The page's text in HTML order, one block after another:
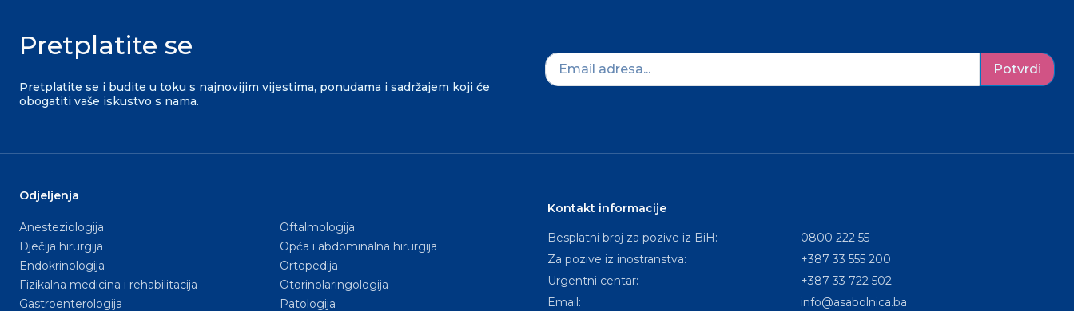
Pretplatite se
Pretplatite se i budite u toku s najnovijim vijestima, ponudama i sadržajem koji će
obogatiti vaše iskustvo s nama.
Potvrdi
Odjeljenja
Anesteziologija
Dječija hirurgija
Endokrinologija
Fizikalna medicina i rehabilitacija
Gastroenterologija
Oftalmologija
Opća i abdominalna hirurgija
Ortopedija
Otorinolaringologija
Patologija
Kontakt informacije
Besplatni broj za pozive iz BiH:
0800 222 55
Za pozive iz inostranstva:
+387 33 555 200
Urgentni centar:
+387 33 722 502
Email:
info@asabolnica.ba